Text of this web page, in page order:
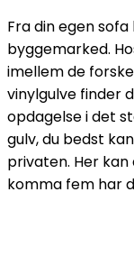
Fra din egen
byggemarked.
imellem de
vinylgulve finder
opdagelse i det
gulv, du bedst
privaten. Her
komma fem har